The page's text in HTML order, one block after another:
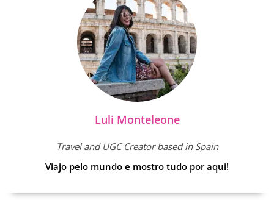
Luli Monteleone
Travel and UGC Creator based in Spain
Viajo pelo mundo e mostro tudo por aqui!